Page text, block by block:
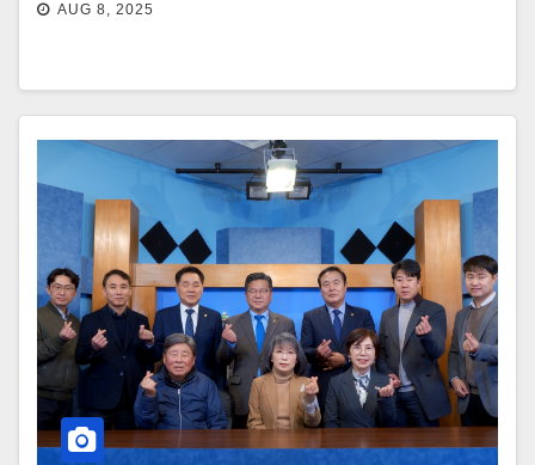
AUG 8, 2025